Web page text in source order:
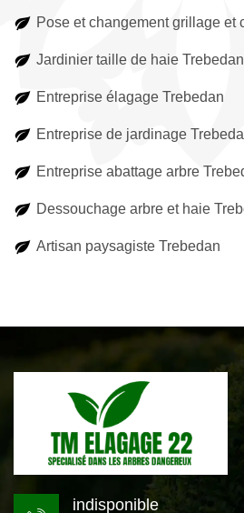
Pose et changement grillage et
Jardinier taille de haie Trebedan
Entreprise élagage Trebedan
Entreprise de jardinage
Entreprise abattage arbre
Dessouchage arbre et haie
Artisan paysagiste Trebedan
indisponible